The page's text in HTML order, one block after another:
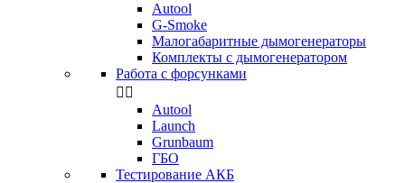
Аutool
G-Smoke
Малогабаритные дымогенераторы
Комплекты с дымогенератором
Работа с форсунками
 
Autool
Launch
Grunbaum
ГБО
Тестирование АКБ